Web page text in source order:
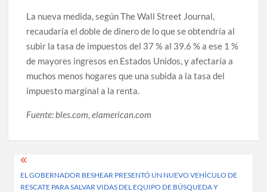
La nueva medida, según The Wall Street Journal,
recaudaría el doble de dinero de lo que se obtendría al
subir la tasa de impuestos del 37 % al 39.6 % a ese 1 %
de mayores ingresos en Estados Unidos, y afectaría a
muchos menos hogares que una subida a la tasa del
impuesto marginal a la renta.
Fuente: bles.com elamerican.com
Post
navigation
EL GOBERNADOR BESHEAR PRESENTÓ UN NUEVO VEHÍCULO DE
RESCATE PARA SALVAR VIDAS DEL EQUIPO DE BÚSQUEDA Y